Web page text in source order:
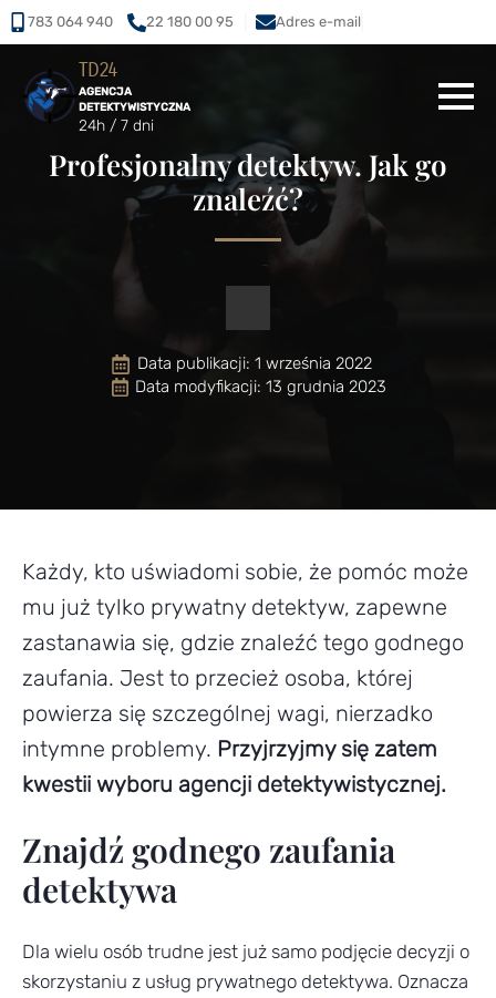
783 064 940 22 180 00 95 Adres e-mail
TD24
AGENCJA
DETEKTYWISTYCZNA
24h / 7 dni
Profesjonalny detektyw. Jak go
znaleźć?
Data publikacji: 1 września 2022
Data modyfikacji: 13 grudnia 2023
Każdy, kto uświadomi sobie, że pomóc może
mu już tylko prywatny detektyw, zapewne
zastanawia się, gdzie znaleźć tego godnego
zaufania. Jest to przecież osoba, której
powierza się szczególnej wagi, nierzadko
intymne problemy. Przyjrzyjmy się zatem
kwestii wyboru agencji detektywistycznej.
Znajdź godnego zaufania
detektywa
Dla wielu osób trudne jest już samo podjęcie decyzji o
skorzystaniu z usług prywatnego detektywa. Oznacza